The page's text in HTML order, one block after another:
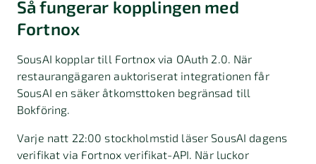
Så fungerar kopplingen med
Fortnox
SousAI kopplar till Fortnox via OAuth 2.0. När
restaurangägaren auktoriserat integrationen får
SousAI en säker åtkomsttoken begränsad till
Bokföring.
Varje natt 22:00 stockholmstid läser SousAI dagens
verifikat via Fortnox verifikat-API. När luckor